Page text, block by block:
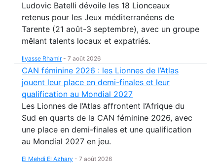
Ludovic Batelli dévoile les 18 Lionceaux
retenus pour les Jeux méditerranéens de
Tarente (21 août-3 septembre), avec un groupe
mêlant talents locaux et expatriés.
Ilyasse Rhamir- 7 août 2026
CAN féminine 2026 : les Lionnes de l’Atlas
jouent leur place en demi-finales et leur
qualification au Mondial 2027
Les Lionnes de l’Atlas affrontent l’Afrique du
Sud en quarts de la CAN féminine 2026, avec
une place en demi-finales et une qualification
au Mondial 2027 en jeu.
El Mehdi El Azhary - 7 août 2026